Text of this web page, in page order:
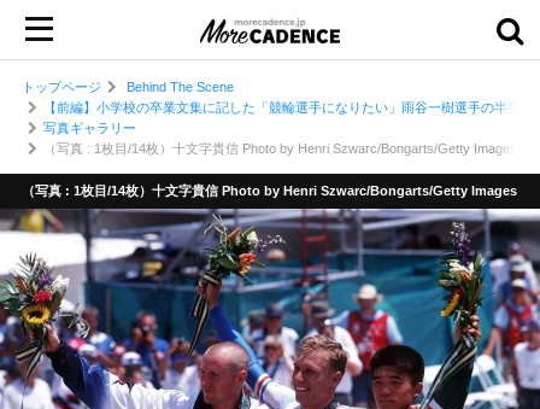
トップページ
Behind The Scene
【前編】小学校の卒業文集に記した「競輪選手になりたい」雨谷一樹選手の半生
写真ギャラリー
（写真 : 1枚目/14枚）十文字貴信 Photo by Henri Szwarc/Bongarts/Getty Images
（写真 : 1枚目/14枚）十文字貴信 Photo by Henri Szwarc/Bongarts/Getty Images